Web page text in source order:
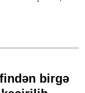
birgə